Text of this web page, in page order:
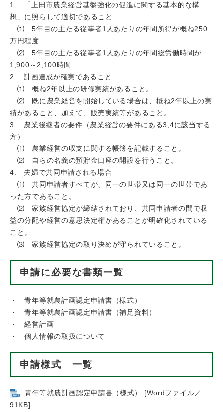
1. 「上田市農業経営基盤強化の促進に関する基本的な構
想」に照らして適切であること
⑴ 5年目の主たる従事者1人あたりの年間所得が概ね250
万円程度
⑵ 5年目の主たる従事者1人あたりの年間総労働時間が
1,900～2,100時間
2. 計画達成が確実であること
⑴ 概ね2年以上の研修実績があること。
⑵ 既に農業経営を開始している場合は、概ね2年以上の実
績があること、加えて、販売実績等があること。
3. 農業後継者の要件（農業経営の要件にある3,4に該当する
方）
⑴ 農業経営の収支に関する帳簿を記載すること。
⑵ 自らの名義の預貯金口座の開設を行うこと。
4. 夫婦で共同申請される場合
⑴ 共同申請者すべてが、同一の世帯又は同一の世帯であ
った方であること。
⑵ 家族経営協定が締結されており、共同申請者の間で収
益の分配や経営の意思決定権があることが明確化されている
こと。
⑶ 家族経営協定の取り決めが守られていること。
申請に必要な書類一覧
・ 青年等就農計画認定申請書（様式）
・ 青年等就農計画認定申請書（補足資料）
・ 経営計画
・ 個人情報の取扱について
申請様式 一覧
青年等就農計画認定申請書（様式） [Wordファイル／
91KB]